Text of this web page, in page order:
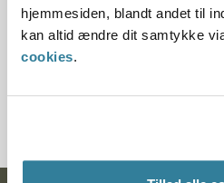
hjemmesiden, blandt andet til
kan altid ændre dit samtykke
cookies.
§ 26 § 74 § 7 § 74d
Journalnummer